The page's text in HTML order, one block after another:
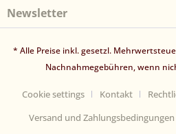
Newsletter
* Alle Preise inkl. gesetzl.
Nachnahmegebühren, wenn
Cookie settings Kontakt
Versand und Zahlungsbedingungen